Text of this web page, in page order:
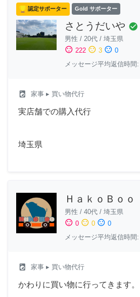
認定サポーター Gold サポーター
さとうだいや check_circle
男性 / 20代 / 埼玉県
sentiment_satisfied 222 sentiment_neutral 3 sentiment_dissatisfied 0
メッセージ平均返信時間
local_laundry_service 家事 ▸ 買い物代行
実店舗での購入代行
埼玉県
ＨａｋｏＢｏｏ
男性 / 40代 / 埼玉県
sentiment_satisfied 0 sentiment_neutral 0 sentiment_dissatisfied 0
メッセージ平均返信時間
local_laundry_service 家事 ▸ 買い物代行
かわりに買い物に行ってきます。